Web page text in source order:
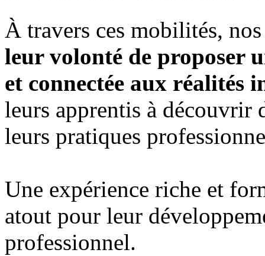
À travers ces mobilités,
leur volonté de proposer
et connectée aux réalités
leurs apprentis à découvrir
leurs pratiques
Une expérience riche et
atout pour leur
professionnel.